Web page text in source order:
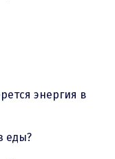
энергия в
еды?